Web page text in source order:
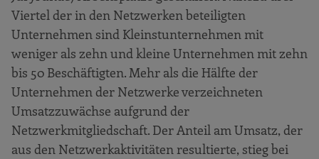
Viertel der in den Netzwerken beteiligten
Unternehmen sind Kleinstunternehmen mit
weniger als zehn und kleine Unternehmen mit zehn
bis 50 Beschäftigten. Mehr als die Hälfte der
Unternehmen der Netzwerke verzeichneten
Umsatzzuwächse aufgrund der
Netzwerkmitgliedschaft. Der Anteil am Umsatz, der
aus den Netzwerkaktivitäten resultierte, stieg bei